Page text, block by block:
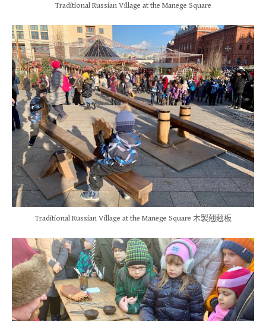
Traditional Russian Village at the Manege Square
Traditional Russian Village at the Manege Square 木製翹翹板